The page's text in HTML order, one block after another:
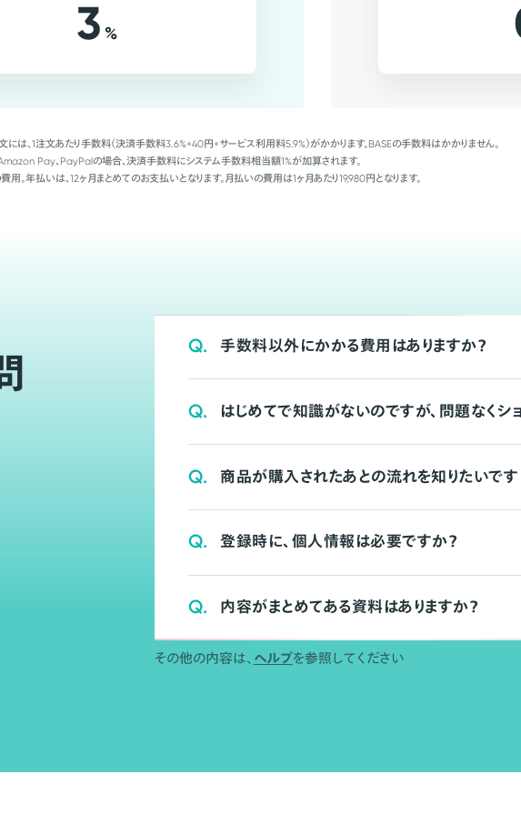
3 %
には、1注文あたり手数料（決済手数料3.6%+40円+サービス利用料5.9%）がかかります。BASEの手数料はかかりません。
Pay、PayPalの場合、決済手数料にシステム手数料相当額1%が加算されます。
用。年払いは、12ヶ月まとめてのお支払いとなります。月払いの費用は1ヶ月あたり19,980円となります。
Q. 手数料以外にかかる費用はありますか？
Q. はじめてで知識がないのですが、問題なくシ
Q. 商品が購入されたあとの流れを知りたいです
Q. 登録時に、個人情報は必要ですか？
Q. 内容がまとめてある資料はありますか？
その他の内容は、 ヘルプを参照してください